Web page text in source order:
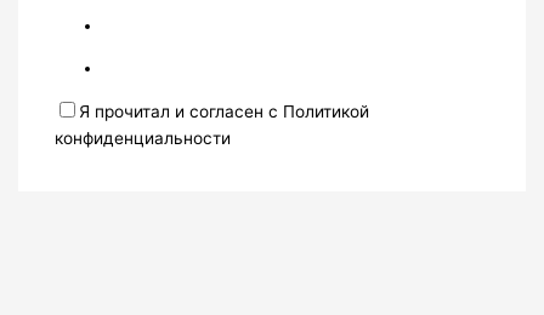
Я прочитал и согласен с Политикой
конфиденциальности